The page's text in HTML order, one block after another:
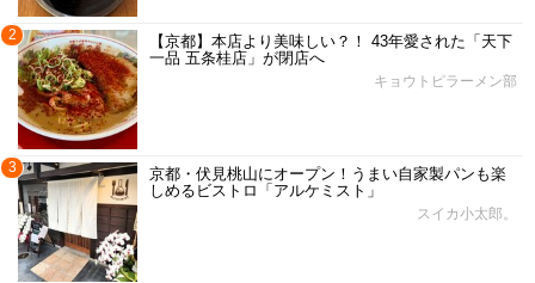
2
【京都】本店より美味しい？！ 43年愛された「天下
一品 五条桂店」が閉店へ
キョウトピラーメン部
3
京都・伏見桃山にオープン！うまい自家製パンも楽
しめるビストロ「アルケミスト」
スイカ小太郎。